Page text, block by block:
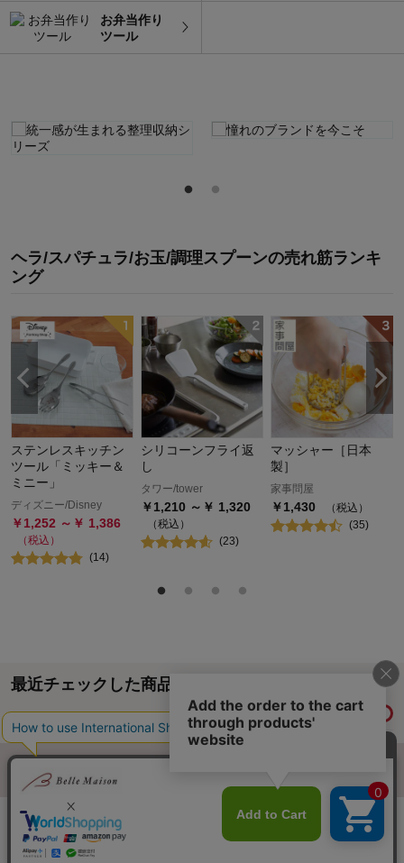
お弁当作り
ツール
ヘラ/スパチュラ/お玉/調理スプーンの売れ筋ランキ
ング
ステンレスキッチン
ツール「ミッキー＆
ミニー」
ディズニー/Disney
￥1,252 ～￥ 1,386
（税込）
(14)
シリコーンフライ返
し
タワー/tower
￥1,210 ～￥ 1,320
（税込）
(23)
マッシャー［日本
製］
家事問屋
￥1,430
（税込）
(35)
最近チェックした商品
履歴情報を残す
ご利用ガイド・お知らせ
サイトマップ